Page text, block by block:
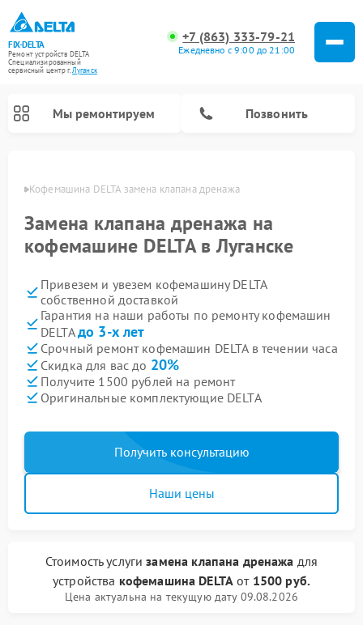
FIX-DELTA
Ремонт устройств DELTA
Специализированный
cервисный центр г.Луганск
+7 (863) 333-79-21
Ежедневно с 9:00 до 21:00
Мы ремонтируем Позвонить
Кофемашина DELTA замена клапана дренажа
Замена клапана дренажа на
кофемашине DELTA в Луганске
Привезем и увезем кофемашину DELTA
собственной доставкой
Гарантия на наши работы по ремонту кофемашин
DELTAдо 3-х лет
Срочный ремонт кофемашин DELTA в течении часа
Скидка для вас до 20%
Получите 1500 рублей на ремонт
Оригинальные комплектующие DELTA
Получить консультацию
Наши цены
Стоимость услугизамена клапана дренажа для
устройства кофемашина DELTA от 1500 руб.
Цена актуальна на текущую дату 09.08.2026